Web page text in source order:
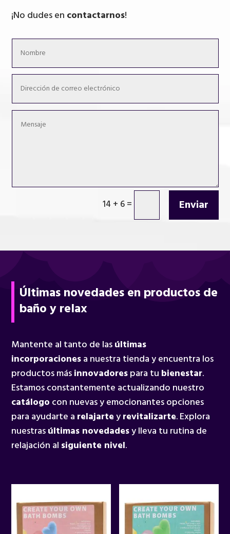
¡No dudes en contactarnos!
14 + 6= Enviar
Últimas novedades en productos de
baño y relax
Mantente al tanto de lasúltimas
incorporacionesa nuestra tienda y encuentra los
productos másinnovadorespara tu bienestar.
Estamos constantemente actualizando nuestro
catálogo con nuevas y emocionantes opciones
para ayudarte a relajarteyrevitalizarte. Explora
nuestrasúltimas novedadesy lleva tu rutina de
relajación al siguiente nivel.